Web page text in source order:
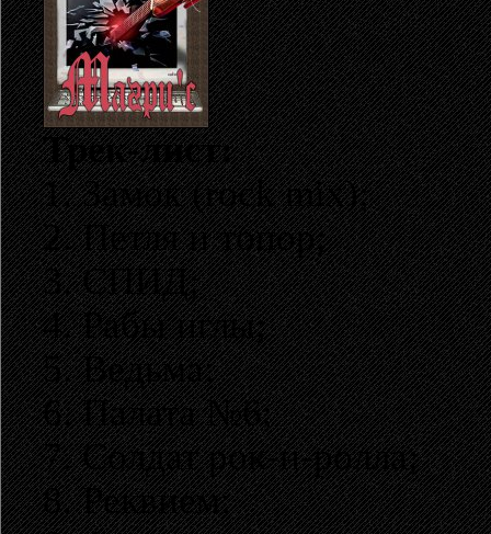
Трек-лист:
1. Замок (rock mix);
2. Петля и топор;
3. СПИД;
4. Рабы иглы;
5. Ведьма;
6. Палата №6;
7. Солдат рок-н-ролла;
8. Реквием;